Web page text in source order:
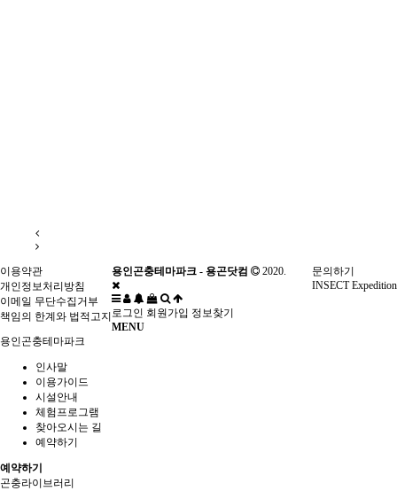
이용약관
개인정보처리방침
이메일 무단수집거부
책임의 한계와 법적고지
문의하기
INSECT Expedition
용인곤충테마파크 - 용곤닷컴 2020.
로그인 회원가입 정보찾기
MENU
용인곤충테마파크
인사말
이용가이드
시설안내
체험프로그램
찾아오시는 길
예약하기
예약하기
곤충라이브러리